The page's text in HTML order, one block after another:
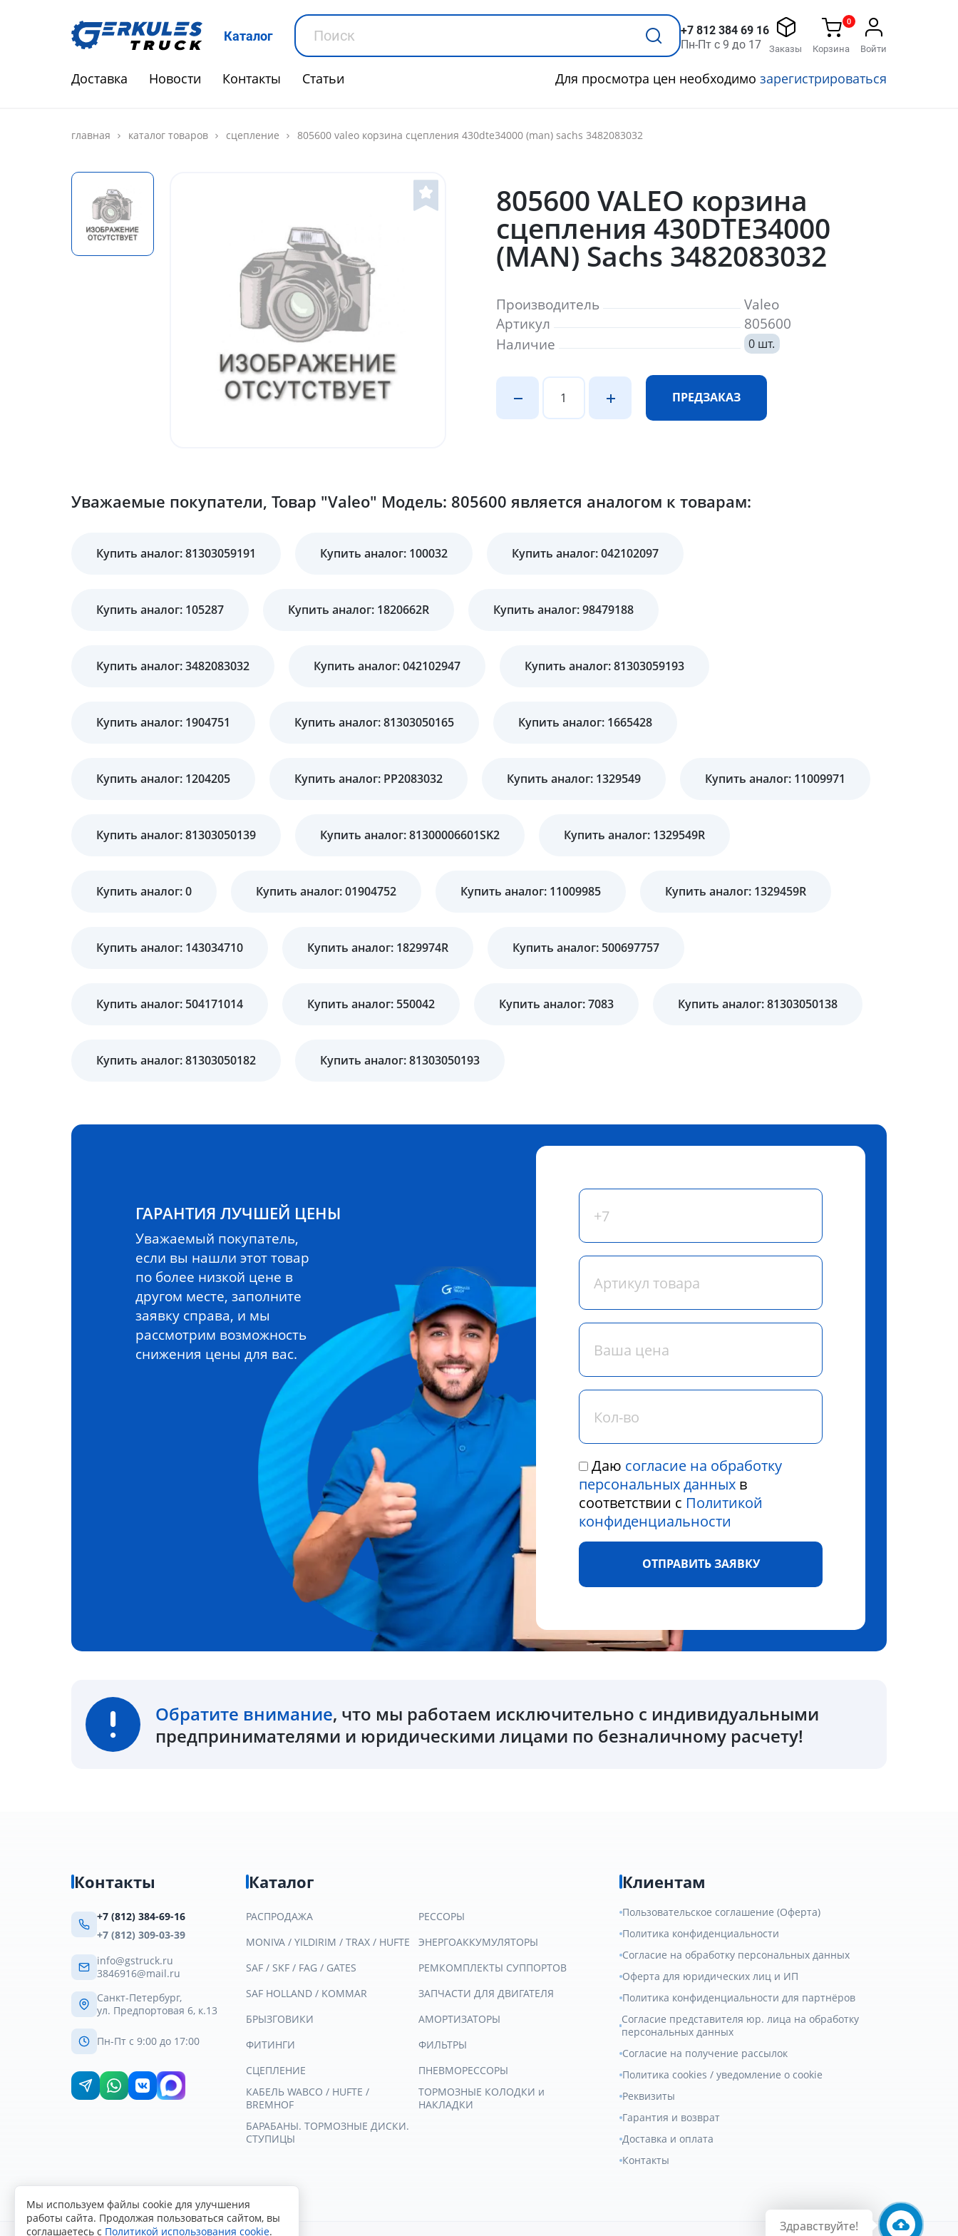
Здравствуйте!
Каталог
+7 812 384 69 16
Пн-Пт с 9 до 17
Заказы
0
Корзина Войти
Доставка Новости Контакты Статьи Для просмотра цен необходимо зарегистрироваться
главная каталог товаров сцепление 805600 valeo корзина сцепления 430dte34000 (man) sachs 3482083032
805600 VALEO корзина
сцепления 430DTE34000
(MAN) Sachs 3482083032
Производитель
Valeo
Артикул
805600
Наличие
0 шт.
ПРЕДЗАКАЗ
Уважаемые покупатели, Товар "Valeo" Модель: 805600 является аналогом к товарам:
Купить аналог: 81303059191 Купить аналог: 100032 Купить аналог: 042102097
Купить аналог: 105287 Купить аналог: 1820662R Купить аналог: 98479188
Купить аналог: 3482083032 Купить аналог: 042102947 Купить аналог: 81303059193
Купить аналог: 1904751 Купить аналог: 81303050165 Купить аналог: 1665428
Купить аналог: 1204205 Купить аналог: PP2083032 Купить аналог: 1329549 Купить аналог: 11009971
Купить аналог: 81303050139 Купить аналог: 81300006601SK2 Купить аналог: 1329549R
Купить аналог: 0 Купить аналог: 01904752 Купить аналог: 11009985 Купить аналог: 1329459R
Купить аналог: 143034710 Купить аналог: 1829974R Купить аналог: 500697757
Купить аналог: 504171014 Купить аналог: 550042 Купить аналог: 7083 Купить аналог: 81303050138
Купить аналог: 81303050182 Купить аналог: 81303050193
ГАРАНТИЯ ЛУЧШЕЙ ЦЕНЫ
Уважаемый покупатель,
если вы нашли этот товар
по более низкой цене в
другом месте, заполните
заявку справа, и мы
рассмотрим возможность
снижения цены для вас.
Даю согласие на обработку
персональных данных в
соответствии с Политикой
конфиденциальности
ОТПРАВИТЬ ЗАЯВКУ
Обратите внимание, что мы работаем исключительно с индивидуальными
предпринимателями и юридическими лицами по безналичному расчету!
Контакты
+7 (812) 384-69-16
+7 (812) 309-03-39
info@gstruck.ru
3846916@mail.ru
Санкт-Петербург,
ул. Предпортовая 6, к.13
Пн-Пт с 9:00 до 17:00
Каталог
РАСПРОДАЖА
MONIVA / YILDIRIM / TRAX / HUFTE
SAF / SKF / FAG / GATES
SAF HOLLAND / KOMMAR
БРЫЗГОВИКИ
ФИТИНГИ
СЦЕПЛЕНИЕ
КАБЕЛЬ WABCO / HUFTE /
BREMHOF
БАРАБАНЫ. ТОРМОЗНЫЕ ДИСКИ.
СТУПИЦЫ
РЕССОРЫ
ЭНЕРГОАККУМУЛЯТОРЫ
РЕМКОМПЛЕКТЫ СУППОРТОВ
ЗАПЧАСТИ ДЛЯ ДВИГАТЕЛЯ
АМОРТИЗАТОРЫ
ФИЛЬТРЫ
ПНЕВМОРЕССОРЫ
ТОРМОЗНЫЕ КОЛОДКИ и
НАКЛАДКИ
Клиентам
Пользовательское соглашение (Оферта)
Политика конфиденциальности
Согласие на обработку персональных данных
Оферта для юридических лиц и ИП
Политика конфиденциальности для партнёров
Согласие представителя юр. лица на обработку
персональных данных
Согласие на получение рассылок
Политика cookies / уведомление о cookie
Реквизиты
Гарантия и возврат
Доставка и оплата
Контакты
Мы используем файлы cookie для улучшения
работы сайта. Продолжая пользоваться сайтом, вы
соглашаетесь с Политикой использования cookie.